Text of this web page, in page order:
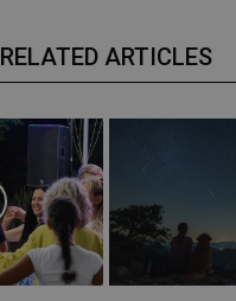
RELATED ARTICLES